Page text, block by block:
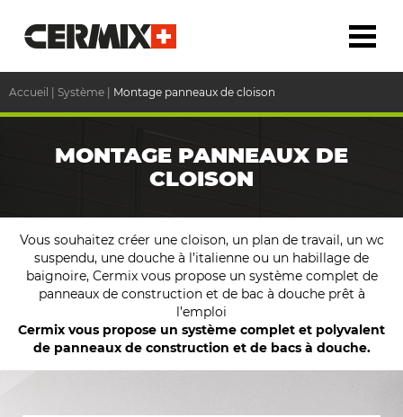
Accueil Système Montage panneaux de cloison
MONTAGE PANNEAUX DE
CLOISON
Vous souhaitez créer une cloison, un plan de travail, un wc
suspendu, une douche à l’italienne ou un habillage de
baignoire, Cermix vous propose un système complet de
panneaux de construction et de bac à douche prêt à
l’emploi
Cermix vous propose un système complet et polyvalent
de panneaux de construction et de bacs à douche.